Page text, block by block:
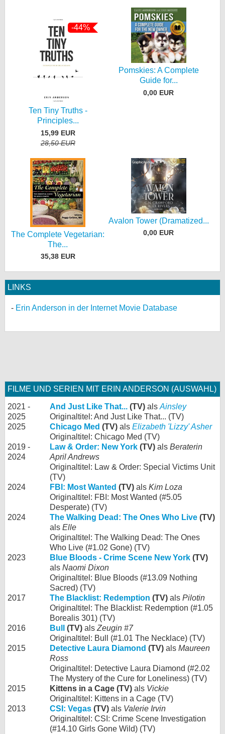
-44%
Ten Tiny Truths -
Principles...
15,99 EUR
28,50 EUR
Pomskies: A Complete
Guide for...
0,00 EUR
The Complete Vegetarian:
The...
35,38 EUR
Avalon Tower (Dramatized...
0,00 EUR
LINKS
Erin Anderson in der Internet Movie Database
FILME UND SERIEN MIT ERIN ANDERSON (AUSWAHL)
2021 -
2025
And Just Like That... (TV) als Ainsley
Originaltitel: And Just Like That... (TV)
2025
Chicago Med (TV) als Elizabeth 'Lizzy' Asher
Originaltitel: Chicago Med (TV)
2019 -
2024
Law & Order: New York (TV) als Beraterin
April Andrews
Originaltitel: Law & Order: Special Victims Unit
(TV)
2024
FBI: Most Wanted (TV) als Kim Loza
Originaltitel: FBI: Most Wanted (#5.05
Desperate) (TV)
2024
The Walking Dead: The Ones Who Live (TV)
als Elle
Originaltitel: The Walking Dead: The Ones
Who Live (#1.02 Gone) (TV)
2023
Blue Bloods - Crime Scene New York (TV)
als Naomi Dixon
Originaltitel: Blue Bloods (#13.09 Nothing
Sacred) (TV)
2017
The Blacklist: Redemption (TV) als Pilotin
Originaltitel: The Blacklist: Redemption (#1.05
Borealis 301) (TV)
2016
Bull (TV) als Zeugin #7
Originaltitel: Bull (#1.01 The Necklace) (TV)
2015
Detective Laura Diamond (TV) als Maureen
Ross
Originaltitel: Detective Laura Diamond (#2.02
The Mystery of the Cure for Loneliness) (TV)
2015
Kittens in a Cage (TV) als Vickie
Originaltitel: Kittens in a Cage (TV)
2013
CSI: Vegas (TV) als Valerie Irvin
Originaltitel: CSI: Crime Scene Investigation
(#14.10 Girls Gone Wild) (TV)